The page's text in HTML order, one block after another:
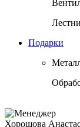
Подарки
Хорошова